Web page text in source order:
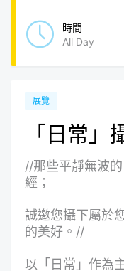
時間
All Day
展覽
「日常」
//那些平靜無波
經；
誠邀您攝下屬於
的美好。//
以「日常」作為